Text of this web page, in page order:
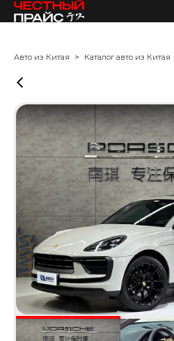
Авто из Китая Каталог авто из Китая